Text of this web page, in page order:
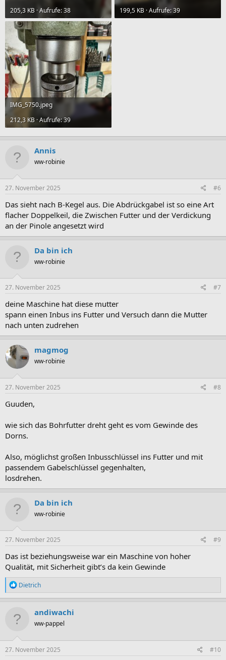
205,3 KB · Aufrufe: 38 199,5 KB · Aufrufe: 39
IMG_5750.jpeg
212,3 KB · Aufrufe: 39
Annis
ww-robinie
27. November 2025 #6
Das sieht nach B-Kegel aus. Die Abdrückgabel ist so eine Art
flacher Doppelkeil, die Zwischen Futter und der Verdickung
an der Pinole angesetzt wird
Da bin ich
ww-robinie
27. November 2025 #7
deine Maschine hat diese mutter
spann einen Inbus ins Futter und Versuch dann die Mutter
nach unten zudrehen
magmog
ww-robinie
27. November 2025 #8
Guuden,
wie sich das Bohrfutter dreht geht es vom Gewinde des
Dorns.
Also, möglichst großen Inbusschlüssel ins Futter und mit
passendem Gabelschlüssel gegenhalten,
losdrehen.
Da bin ich
ww-robinie
27. November 2025 #9
Das ist beziehungsweise war ein Maschine von hoher
Qualität, mit Sicherheit gibt’s da kein Gewinde
R
e
a
t
n
e
Dietrich
andiwachi
ww-pappel
27. November 2025 #10